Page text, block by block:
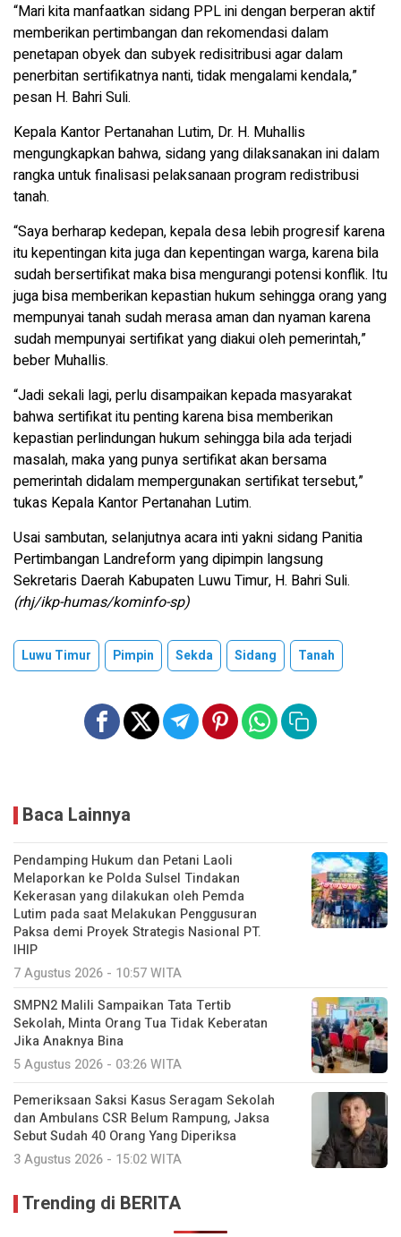
“Mari kita manfaatkan sidang PPL ini dengan berperan aktif
memberikan pertimbangan dan rekomendasi dalam
penetapan obyek dan subyek redisitribusi agar dalam
penerbitan sertifikatnya nanti, tidak mengalami kendala,”
pesan H. Bahri Suli.
Kepala Kantor Pertanahan Lutim, Dr. H. Muhallis
mengungkapkan bahwa, sidang yang dilaksanakan ini dalam
rangka untuk finalisasi pelaksanaan program redistribusi
tanah.
“Saya berharap kedepan, kepala desa lebih progresif karena
itu kepentingan kita juga dan kepentingan warga, karena bila
sudah bersertifikat maka bisa mengurangi potensi konflik. Itu
juga bisa memberikan kepastian hukum sehingga orang yang
mempunyai tanah sudah merasa aman dan nyaman karena
sudah mempunyai sertifikat yang diakui oleh pemerintah,”
beber Muhallis.
“Jadi sekali lagi, perlu disampaikan kepada masyarakat
bahwa sertifikat itu penting karena bisa memberikan
kepastian perlindungan hukum sehingga bila ada terjadi
masalah, maka yang punya sertifikat akan bersama
pemerintah didalam mempergunakan sertifikat tersebut,”
tukas Kepala Kantor Pertanahan Lutim.
Usai sambutan, selanjutnya acara inti yakni sidang Panitia
Pertimbangan Landreform yang dipimpin langsung
Sekretaris Daerah Kabupaten Luwu Timur, H. Bahri Suli.
(rhj/ikp-humas/kominfo-sp)
Luwu Timur Pimpin Sekda Sidang Tanah
Baca Lainnya
Pendamping Hukum dan Petani Laoli
Melaporkan ke Polda Sulsel Tindakan
Kekerasan yang dilakukan oleh Pemda
Lutim pada saat Melakukan Penggusuran
Paksa demi Proyek Strategis Nasional PT.
IHIP
7 Agustus 2026 - 10:57 WITA
SMPN2 Malili Sampaikan Tata Tertib
Sekolah, Minta Orang Tua Tidak Keberatan
Jika Anaknya Bina
5 Agustus 2026 - 03:26 WITA
Pemeriksaan Saksi Kasus Seragam Sekolah
dan Ambulans CSR Belum Rampung, Jaksa
Sebut Sudah 40 Orang Yang Diperiksa
3 Agustus 2026 - 15:02 WITA
Trending di BERITA